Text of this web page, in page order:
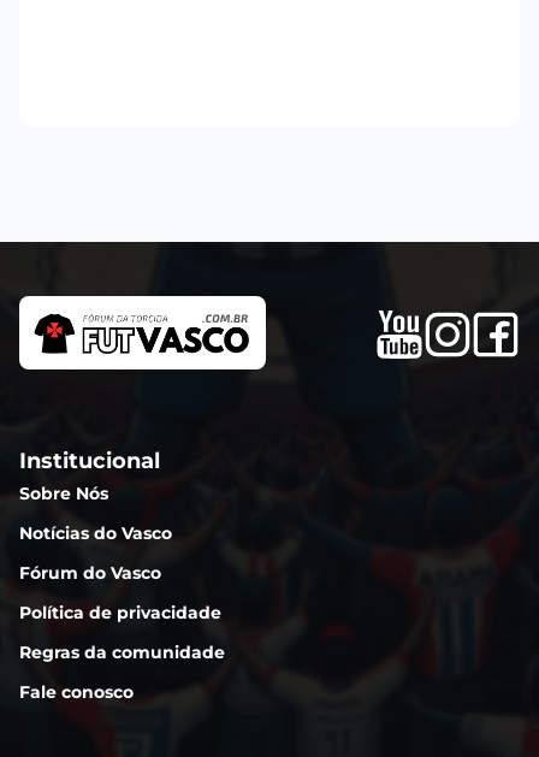
Institucional
Sobre Nós
Notícias do Vasco
Fórum do Vasco
Política de privacidade
Regras da comunidade
Fale conosco